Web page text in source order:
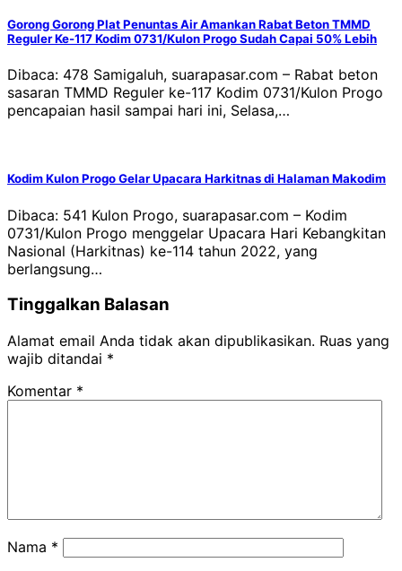
Gorong Gorong Plat Penuntas Air Amankan Rabat Beton TMMD
Reguler Ke-117 Kodim 0731/Kulon Progo Sudah Capai 50% Lebih
Dibaca: 478 Samigaluh, suarapasar.com – Rabat beton
sasaran TMMD Reguler ke-117 Kodim 0731/Kulon Progo
pencapaian hasil sampai hari ini, Selasa,…
Kodim Kulon Progo Gelar Upacara Harkitnas di Halaman Makodim
Dibaca: 541 Kulon Progo, suarapasar.com – Kodim
0731/Kulon Progo menggelar Upacara Hari Kebangkitan
Nasional (Harkitnas) ke-114 tahun 2022, yang
berlangsung…
Tinggalkan Balasan
Alamat email Anda tidak akan dipublikasikan. Ruas yang
wajib ditandai *
Komentar *
Nama *